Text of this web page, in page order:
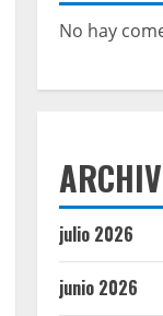
No hay
julio 2026
junio 2026